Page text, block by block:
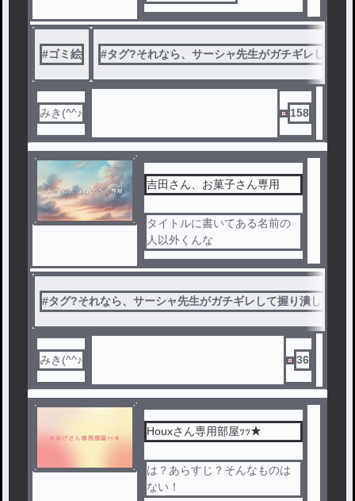
#ゴミ絵 #タグ?それなら、サーシャ先生がガチギレして握
みき(^^♪ 158
吉田さん、お菓子さん専用
タイトルに書いてある名前の
人以外くんな
#タグ?それなら、サーシャ先生がガチギレして握り潰してた
みき(^^♪ 36
Houxさん専用部屋ｯｯ★
は？あらすじ？そんなものは
ない！